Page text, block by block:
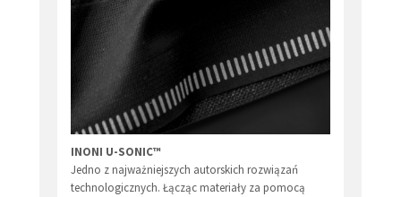
INONI U-SONIC™
Jedno z najważniejszych autorskich rozwiązań
technologicznych. Łącząc materiały za pomocą